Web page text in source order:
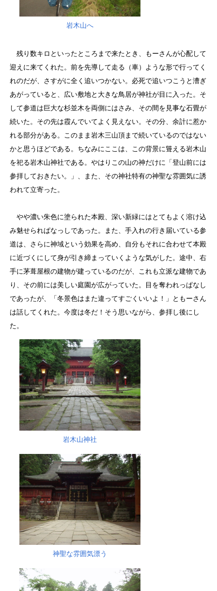
岩木山へ
残り数キロといったところまで来たとき、もーさんが心配して
迎えに来てくれた。前を先導して走る（車）ような形で行ってく
れのだが、さすがに全く追いつかない。必死で追いつこうと漕ぎ
あがっていると、広い敷地と大きな鳥居が神社が目に入った。そ
して参道は巨大な杉並木を両側にはさみ、その間を見事な石畳が
続いた。その先は霞んでいてよく見えない。その分、余計に惹か
れる部分がある。このまま岩木三山頂まで続いているのではない
かと思うほどである。ちなみにここは、この背景に聳える岩木山
を祀る岩木山神社である。やはりこの山の神だけに「登山前には
参拝しておきたい。」、また、その神社特有の神聖な雰囲気に誘
われて立寄った。
やや濃い朱色に塗られた本殿、深い新緑にはとてもよく溶け込
み魅せられぱなっしであった。また、手入れの行き届いている参
道は、さらに神域という効果を高め、自分もそれに合わせて本殿
に近づくにして身が引き締まっていくような気がした。途中、右
手に茅葺屋根の建物が建っているのだが、これも立派な建物であ
り、その前には美しい庭園が広がっていた。目を奪われっぱなし
であったが、「冬景色はまた違ってすごくいいよ！」ともーさん
は話してくれた。今度は冬だ！そう思いながら、参拝し後にし
た。
岩木山神社
神聖な雰囲気漂う